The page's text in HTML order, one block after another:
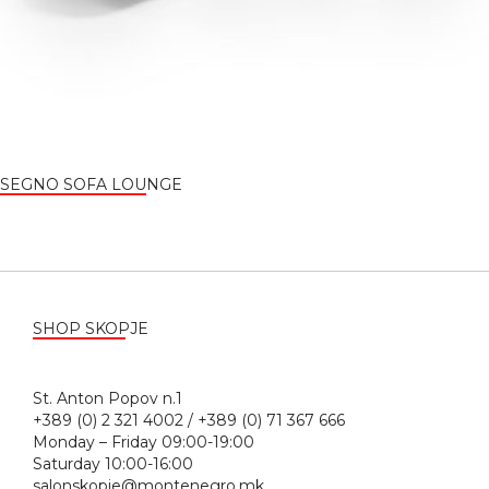
SEGNO SOFA LOUNGE
SHOP SKOPJE
St. Anton Popov n.1
+389 (0) 2 321 4002 / +389 (0) 71 367 666
Monday – Friday 09:00-19:00
Saturday 10:00-16:00